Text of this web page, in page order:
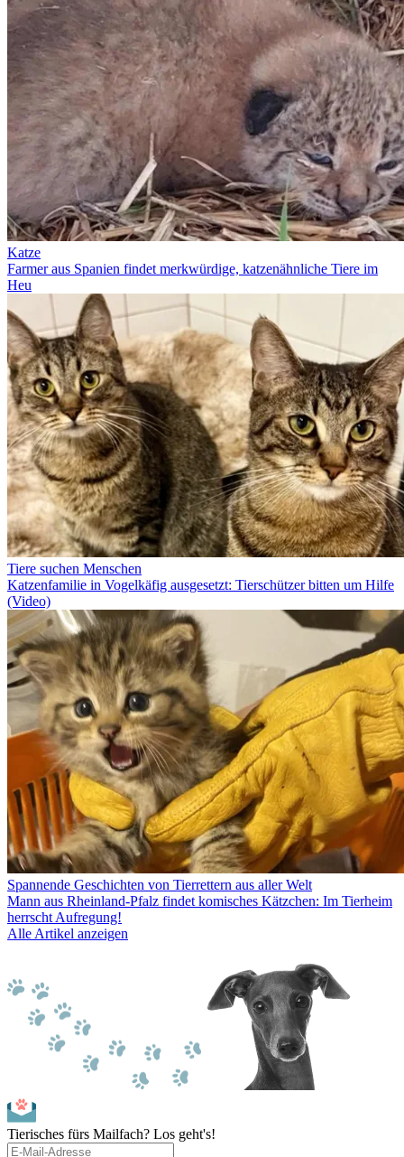
Katze
Farmer aus Spanien findet merkwürdige, katzenähnliche Tiere im
Heu
Tiere suchen Menschen
Katzenfamilie in Vogelkäfig ausgesetzt: Tierschützer bitten um Hilfe
(Video)
Spannende Geschichten von Tierrettern aus aller Welt
Mann aus Rheinland-Pfalz findet komisches Kätzchen: Im Tierheim
herrscht Aufregung!
Alle Artikel anzeigen
Tierisches fürs Mailfach? Los geht's!